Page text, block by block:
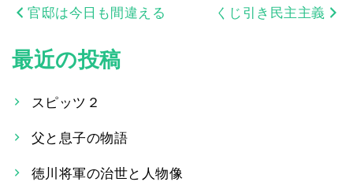
投
稿
ビ
ゲ
ー
官邸は今日も間違える くじ引き民主主義
最近の投稿
スピッツ２
父と息子の物語
徳川将軍の治世と人物像